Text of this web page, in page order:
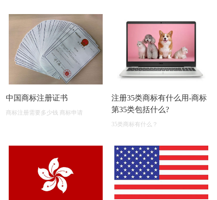
中国商标注册证书
商标注册需要多少钱 商标申请
注册35类商标有什么用-商标
第35类包括什么?
35类商标有什么？